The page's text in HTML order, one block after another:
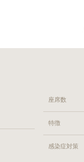
座席数
特徴
感染症対策